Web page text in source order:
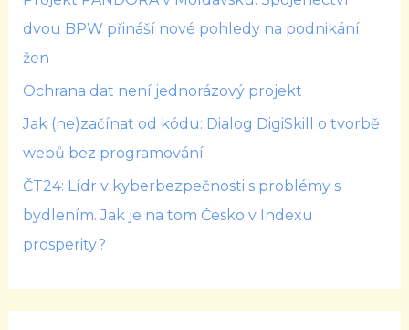
dvou BPW přináší nové pohledy na podnikání
žen
Ochrana dat není jednorázový projekt
Jak (ne)začínat od kódu: Dialog DigiSkill o tvorbě
webů bez programování
ČT24: Lídr v kyberbezpečnosti s problémy s
bydlením. Jak je na tom Česko v Indexu
prosperity?